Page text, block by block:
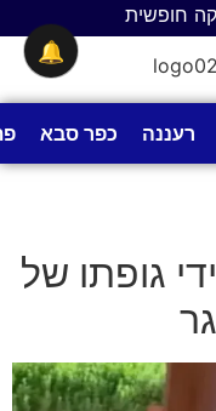
חופשית
רעננה כפר סבא
גופתו של
🔔